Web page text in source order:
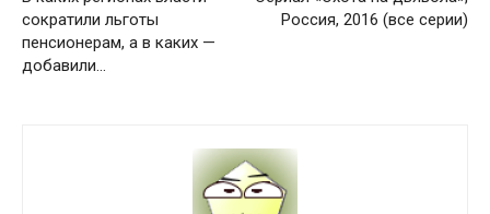
сократили льготы
пенсионерам, а в каких —
добавили...
Россия, 2016 (все серии)